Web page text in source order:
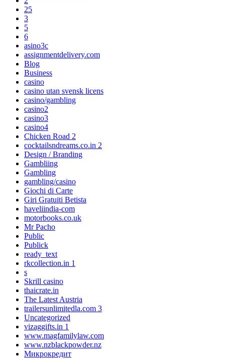
25
3
5
6
asino3c
assignmentdelivery.com
Blog
Business
casino
casino utan svensk licens
casino/gambling
casino2
casino3
casino4
Chicken Road 2
cocktailsndreams.co.in 2
Design / Branding
Gambliing
Gambling
gambling/casino
Giochi di Carte
Giri Gratuiti Betista
haveliindia-com
motorbooks.co.uk
Mr Pacho
Public
Publick
ready_text
rkcollection.in 1
s
Skrill casino
thaicrate.in
The Latest Austria
trailersunlimitedla.com 3
Uncategorized
vizaggifts.in 1
www.magfamilylaw.com
www.nzblackpowder.nz
Микрокредит